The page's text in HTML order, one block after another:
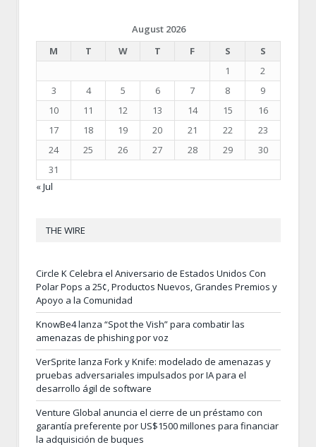
August 2026
M
T W T F S
S
1
2
3
4 5 6 7 8
9
10
11 12 13 14 15
16
17
18 19 20 21 22
23
24
25 26 27 28 29
30
31
« Jul
THE WIRE
Circle K Celebra el Aniversario de Estados Unidos Con
Polar Pops a 25¢, Productos Nuevos, Grandes Premios y
Apoyo a la Comunidad
KnowBe4 lanza “Spot the Vish” para combatir las
amenazas de phishing por voz
VerSprite lanza Fork y Knife: modelado de amenazas y
pruebas adversariales impulsados por IA para el
desarrollo ágil de software
Venture Global anuncia el cierre de un préstamo con
garantía preferente por US$1500 millones para financiar
la adquisición de buques